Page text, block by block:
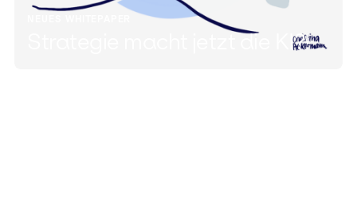
Strategie macht jetzt die KI?!